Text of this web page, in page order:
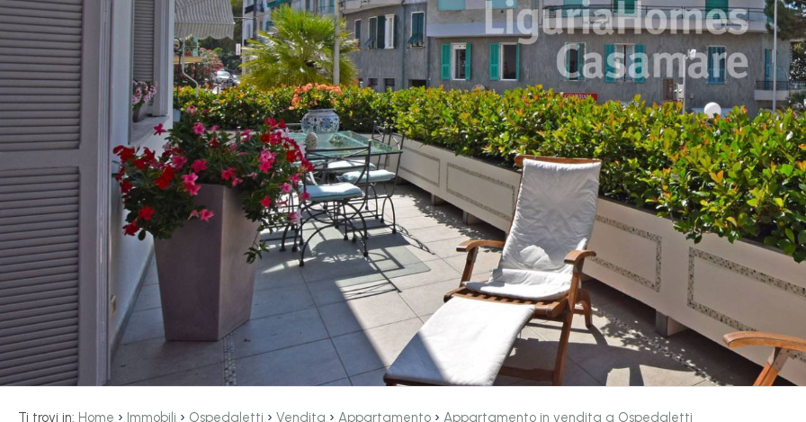
Ti trovi in: Home › Immobili › Ospedaletti › Vendita › Appartamento › Appartamento in vendita a Ospedaletti
nostri
servizi
La
Liguria
Ricerca
case
Blog
Contatti
Preferiti
(0)
Tipologia
-
multiscelta
Qualsiasi
Residenziali
Terreni